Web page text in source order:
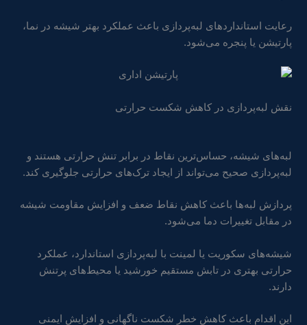
رعایت استانداردهای لبه‌پردازی باعث عملکرد بهتر شیشه در نما،
پارتیشن یا پنجره می‌شود.
نقش لبه‌پردازی در کاهش شکست حرارتی
لبه‌های شیشه، حساس‌ترین نقاط در برابر تنش حرارتی هستند و
لبه‌پردازی صحیح می‌تواند از ایجاد ترک‌های حرارتی جلوگیری کند.
پردازش لبه‌ها باعث کاهش نقاط ضعف و افزایش مقاومت شیشه
در مقابل تغییرات دما می‌شود.
شیشه‌های سکوریت یا لمینت با لبه‌پردازی استاندارد، عملکرد
حرارتی بهتری در تابش مستقیم خورشید یا محیط‌های پرتنش
دارند.
این اقدام باعث کاهش خطر شکست ناگهانی و افزایش ایمنی